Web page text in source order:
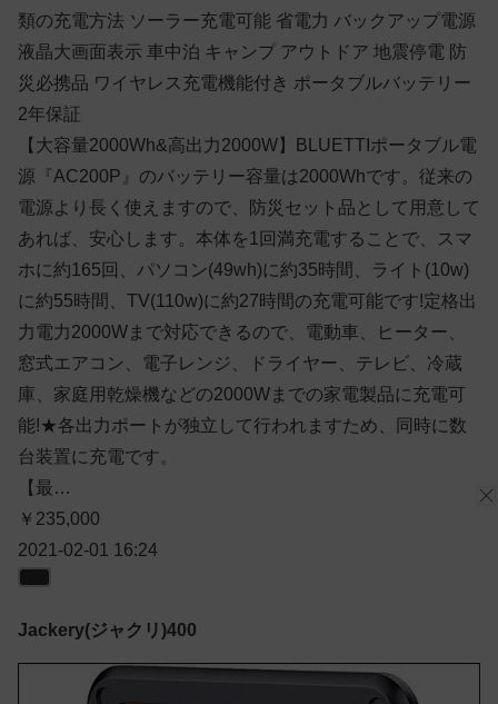
類の充電方法 ソーラー充電可能 省電力 バックアップ電源
液晶大画面表示 車中泊 キャンプ アウトドア 地震停電 防
災必携品 ワイヤレス充電機能付き ポータブルバッテリー
2年保証
【大容量2000Wh&高出力2000W】BLUETTIポータブル電
源『AC200P』のバッテリー容量は2000Whです。従来の
電源より長く使えますので、防災セット品として用意して
あれば、安心します。本体を1回満充電することで、スマ
ホに約165回、パソコン(49wh)に約35時間、ライト(10w)
に約55時間、TV(110w)に約27時間の充電可能です!定格出
力電力2000Wまで対応できるので、電動車、ヒーター、
窓式エアコン、電子レンジ、ドライヤー、テレビ、冷蔵
庫、家庭用乾燥機などの2000Wまでの家電製品に充電可
能!★各出力ポートが独立して行われますため、同時に数
台装置に充電です。
【最…
￥235,000
2021-02-01 16:24
Jackery(ジャクリ)400